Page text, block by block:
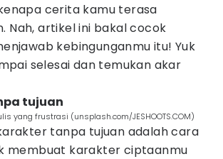
cerita kamu terasa
Nah, artikel ini bakal cocok
kebingunganmu itu! Yuk
selesai dan temukan akar
tujuan
yang frustrasi (unsplash.com/JESHOOTS.COM)
tanpa tujuan adalah cara
membuat karakter ciptaanmu